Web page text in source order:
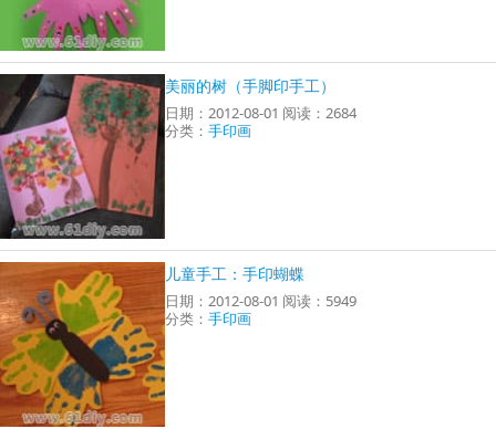
美丽的树（手脚印手工）
日期：2012-08-01 阅读：2684
分类：手印画
儿童手工：手印蝴蝶
日期：2012-08-01 阅读：5949
分类：手印画